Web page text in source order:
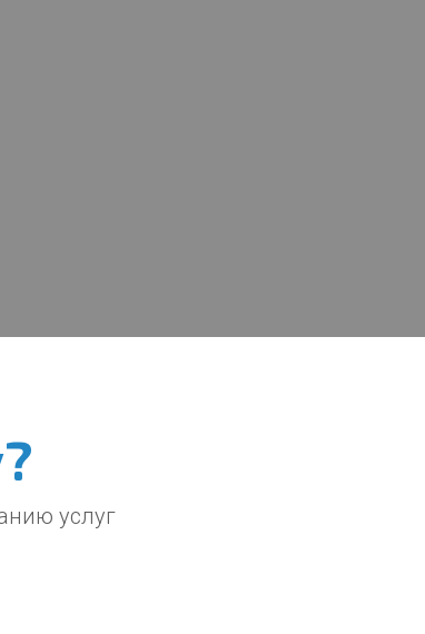
услуг